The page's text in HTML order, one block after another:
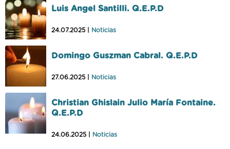
Luis Angel Santilli. Q.E.P.D
24.07.2025 | Noticias
Domingo Guszman Cabral. Q.E.P.D
27.06.2025 | Noticias
Christian Ghislain Julio María Fontaine.
Q.E.P.D
24.06.2025 | Noticias